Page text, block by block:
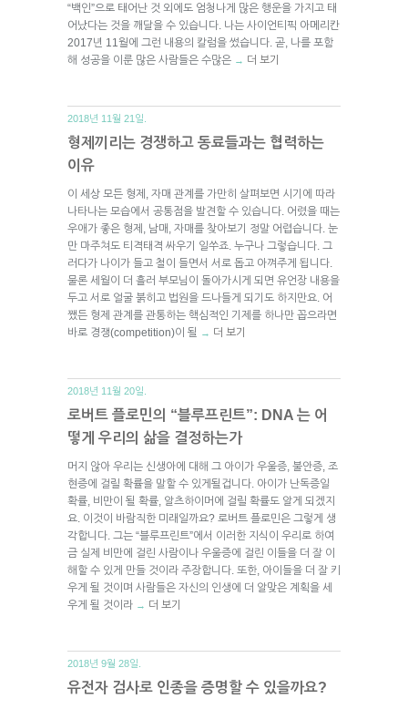
“백인”으로 태어난 것 외에도 엄청나게 많은 행운을 가지고 태
어났다는 것을 깨달을 수 있습니다. 나는 사이언티픽 아메리칸
2017년 11월에 그런 내용의 칼럼을 썼습니다. 곧, 나를 포함
해 성공을 이룬 많은 사람들은 수많은 → 더 보기
2018년 11월 21일.
형제끼리는 경쟁하고 동료들과는 협력하는
이유
이 세상 모든 형제, 자매 관계를 가만히 살펴보면 시기에 따라
나타나는 모습에서 공통점을 발견할 수 있습니다. 어렸을 때는
우애가 좋은 형제, 남매, 자매를 찾아보기 정말 어렵습니다. 눈
만 마주쳐도 티격태격 싸우기 일쑤죠. 누구나 그렇습니다. 그
러다가 나이가 들고 철이 들면서 서로 돕고 아껴주게 됩니다.
물론 세월이 더 흘러 부모님이 돌아가시게 되면 유언장 내용을
두고 서로 얼굴 붉히고 법원을 드나들게 되기도 하지만요. 어
쨌든 형제 관계를 관통하는 핵심적인 기제를 하나만 꼽으라면
바로 경쟁(competition)이 될 → 더 보기
2018년 11월 20일.
로버트 플로민의 “블루프린트”: DNA 는 어
떻게 우리의 삶을 결정하는가
머지 않아 우리는 신생아에 대해 그 아이가 우울증, 불안증, 조
현증에 걸릴 확률을 말할 수 있게될겁니다. 아이가 난독증일
확률, 비만이 될 확률, 알츠하이머에 걸릴 확률도 알게 되겠지
요. 이것이 바람직한 미래일까요? 로버트 플로민은 그렇게 생
각합니다. 그는 “블루프린트”에서 이러한 지식이 우리로 하여
금 실제 비만에 걸린 사람이나 우울증에 걸린 이들을 더 잘 이
해할 수 있게 만들 것이라 주장합니다. 또한, 아이들을 더 잘 키
우게 될 것이며 사람들은 자신의 인생에 더 알맞은 계획을 세
우게 될 것이라 → 더 보기
2018년 9월 28일.
유전자 검사로 인종을 증명할 수 있을까요?